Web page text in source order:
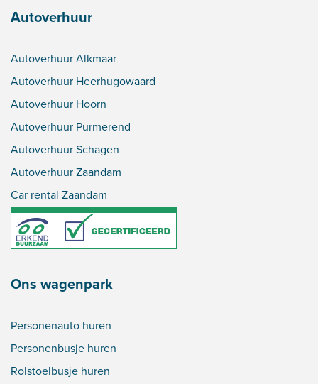
Autoverhuur
Autoverhuur Alkmaar
Autoverhuur Heerhugowaard
Autoverhuur Hoorn
Autoverhuur Purmerend
Autoverhuur Schagen
Autoverhuur Zaandam
Car rental Zaandam
Ons wagenpark
Personenauto huren
Personenbusje huren
Rolstoelbusje huren